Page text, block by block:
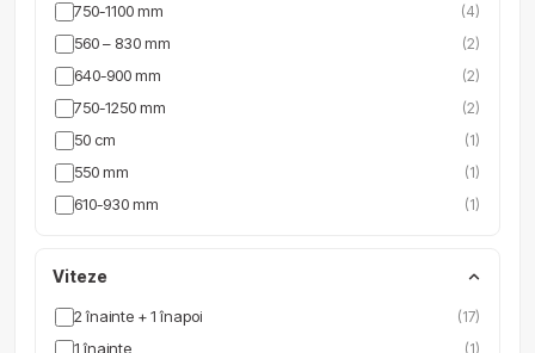
750-1100 mm (4)
560 – 830 mm (2)
640-900 mm (2)
750-1250 mm (2)
50 cm (1)
550 mm (1)
610-930 mm (1)
Viteze
2 înainte + 1 înapoi (17)
1 înainte (1)